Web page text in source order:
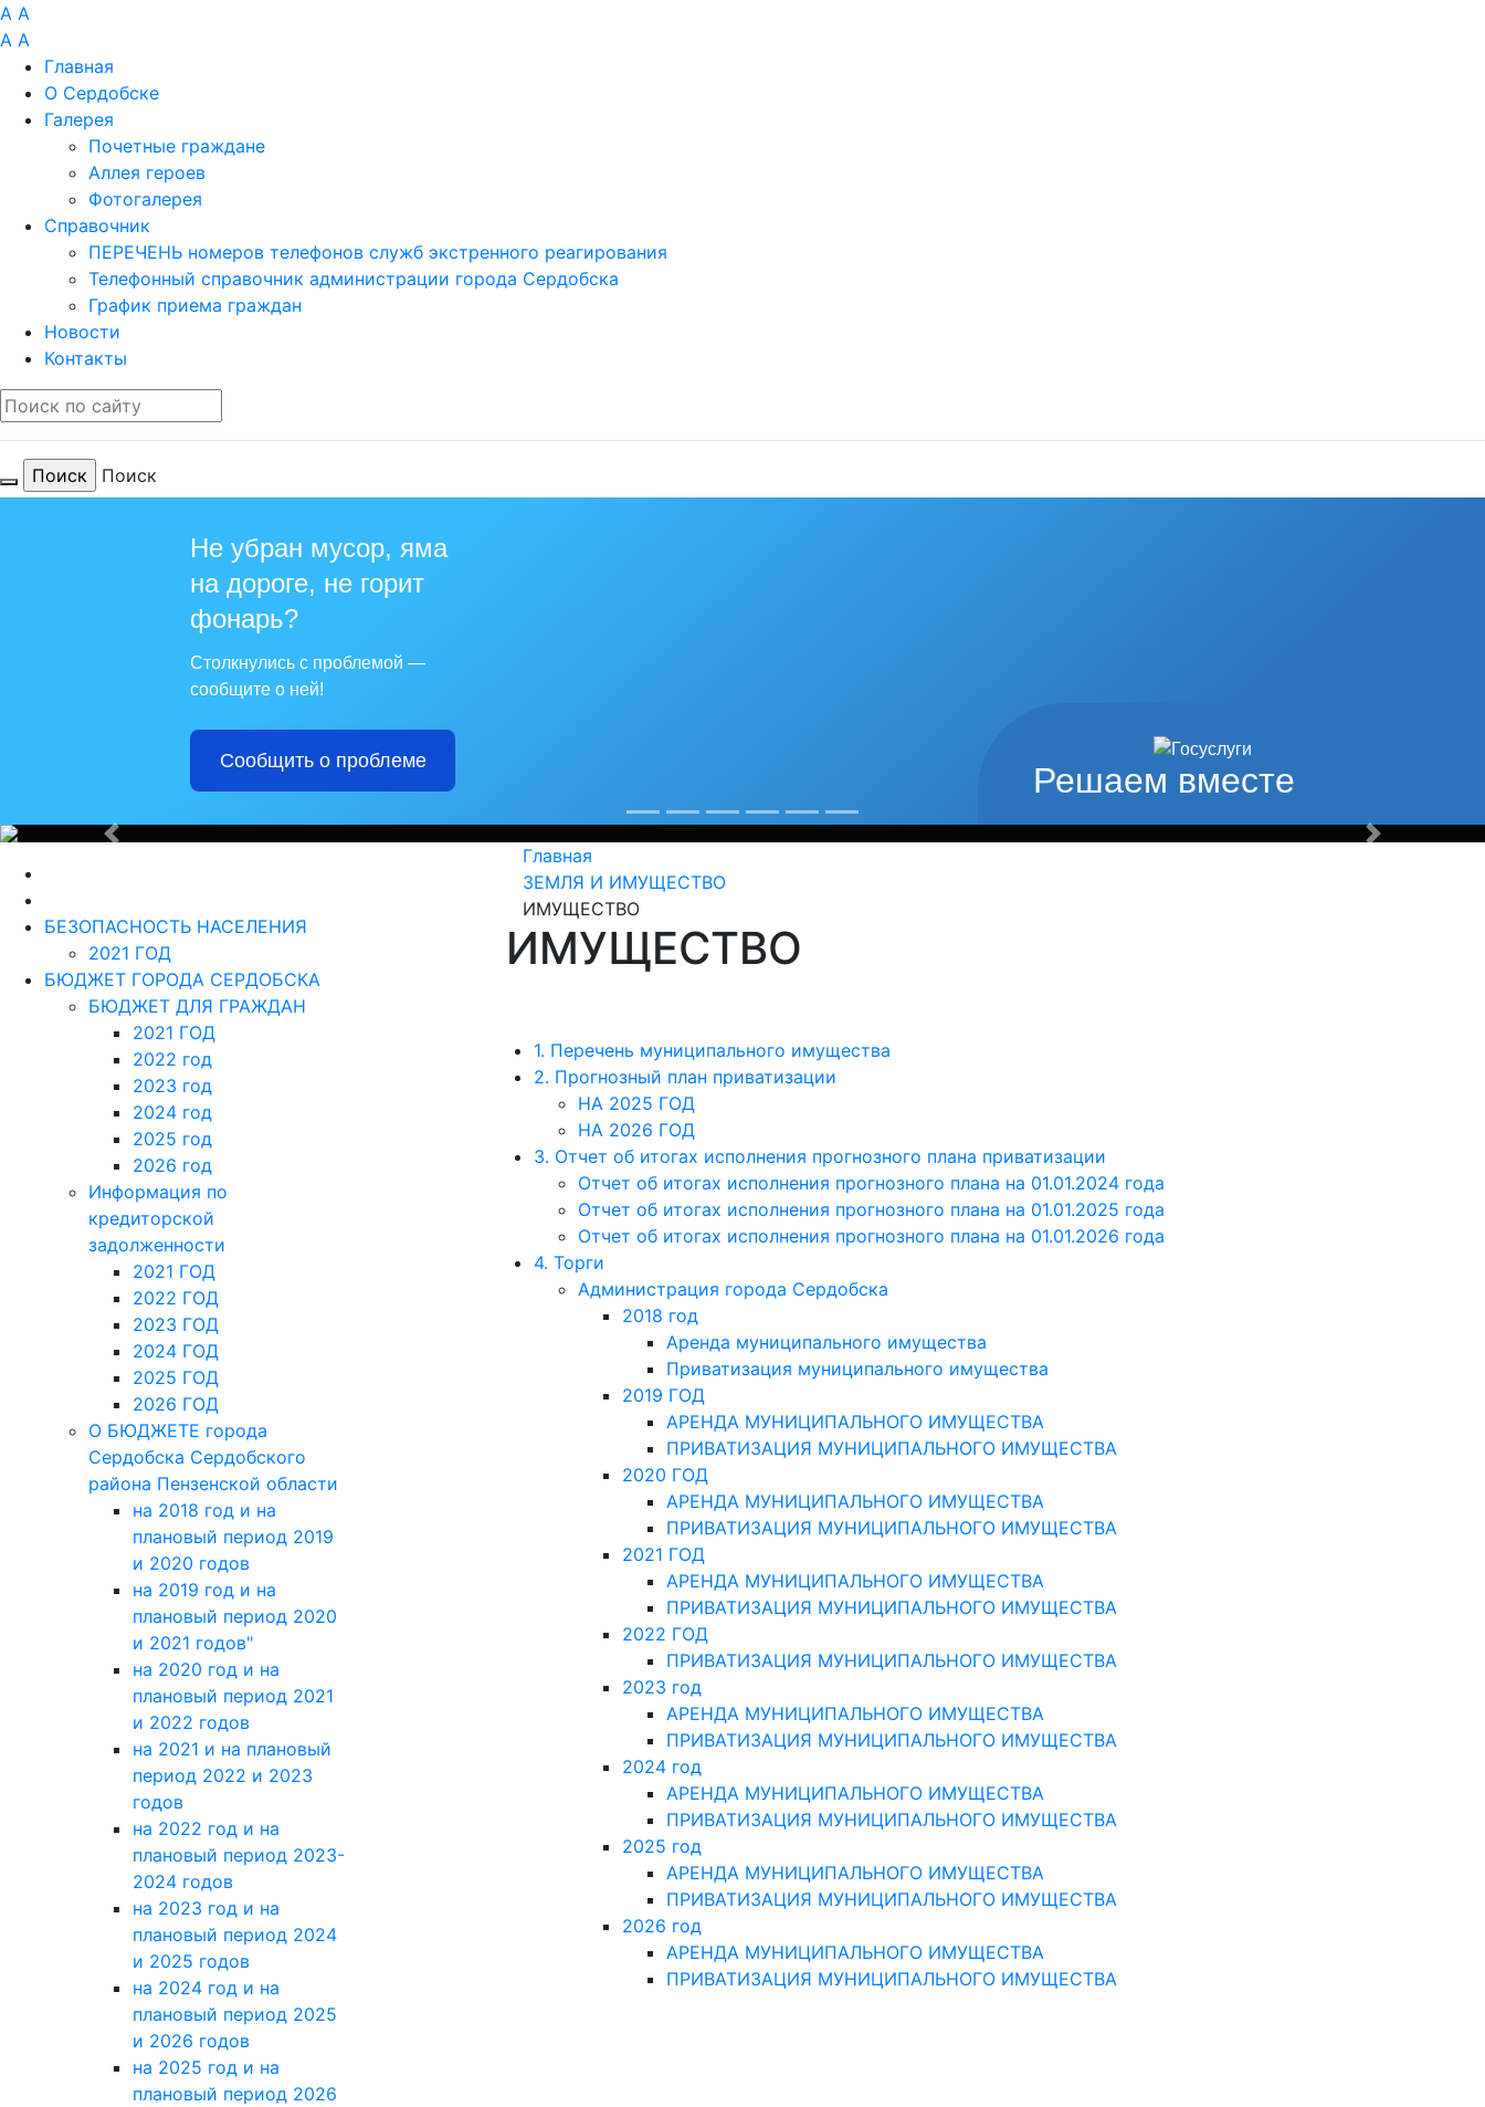
A A
A A
Главная
О Сердобске
Галерея
Почетные граждане
Аллея героев
Фотогалерея
Справочник
ПЕРЕЧЕНЬ номеров телефонов служб экстренного реагирования
Телефонный справочник администрации города Сердобска
График приема граждан
Новости
Контакты
Поиск
Решаем вместе
Не убран мусор, яма
на дороге, не горит
фонарь?
Столкнулись с проблемой —
сообщите о ней!
Сообщить о проблеме
Для тебя любимый город наши
Из года в год крепнет среди сердобчан авторитет физической культуры и спорта
Назад Вперед
БЕЗОПАСНОСТЬ НАСЕЛЕНИЯ
2021 ГОД
БЮДЖЕТ ГОРОДА СЕРДОБСКА
БЮДЖЕТ ДЛЯ ГРАЖДАН
2021 ГОД
2022 год
2023 год
2024 год
2025 год
2026 год
Информация по
кредиторской
задолженности
2021 ГОД
2022 ГОД
2023 ГОД
2024 ГОД
2025 ГОД
2026 ГОД
О БЮДЖЕТЕ города
Сердобска Сердобского
района Пензенской области
на 2018 год и на
плановый период 2019
и 2020 годов
на 2019 год и на
плановый период 2020
и 2021 годов"
на 2020 год и на
плановый период 2021
и 2022 годов
на 2021 и на плановый
период 2022 и 2023
годов
на 2022 год и на
плановый период 2023-
2024 годов
на 2023 год и на
плановый период 2024
и 2025 годов
на 2024 год и на
плановый период 2025
и 2026 годов
на 2025 год и на
плановый период 2026
Главная
ЗЕМЛЯ И ИМУЩЕСТВО
ИМУЩЕСТВО
ИМУЩЕСТВО
1. Перечень муниципального имущества
2. Прогнозный план приватизации
НА 2025 ГОД
НА 2026 ГОД
3. Отчет об итогах исполнения прогнозного плана приватизации
Отчет об итогах исполнения прогнозного плана на 01.01.2024 года
Отчет об итогах исполнения прогнозного плана на 01.01.2025 года
Отчет об итогах исполнения прогнозного плана на 01.01.2026 года
4. Торги
Администрация города Сердобска
2018 год
Аренда муниципального имущества
Приватизация муниципального имущества
2019 ГОД
АРЕНДА МУНИЦИПАЛЬНОГО ИМУЩЕСТВА
ПРИВАТИЗАЦИЯ МУНИЦИПАЛЬНОГО ИМУЩЕСТВА
2020 ГОД
АРЕНДА МУНИЦИПАЛЬНОГО ИМУЩЕСТВА
ПРИВАТИЗАЦИЯ МУНИЦИПАЛЬНОГО ИМУЩЕСТВА
2021 ГОД
АРЕНДА МУНИЦИПАЛЬНОГО ИМУЩЕСТВА
ПРИВАТИЗАЦИЯ МУНИЦИПАЛЬНОГО ИМУЩЕСТВА
2022 ГОД
ПРИВАТИЗАЦИЯ МУНИЦИПАЛЬНОГО ИМУЩЕСТВА
2023 год
АРЕНДА МУНИЦИПАЛЬНОГО ИМУЩЕСТВА
ПРИВАТИЗАЦИЯ МУНИЦИПАЛЬНОГО ИМУЩЕСТВА
2024 год
АРЕНДА МУНИЦИПАЛЬНОГО ИМУЩЕСТВА
ПРИВАТИЗАЦИЯ МУНИЦИПАЛЬНОГО ИМУЩЕСТВА
2025 год
АРЕНДА МУНИЦИПАЛЬНОГО ИМУЩЕСТВА
ПРИВАТИЗАЦИЯ МУНИЦИПАЛЬНОГО ИМУЩЕСТВА
2026 год
АРЕНДА МУНИЦИПАЛЬНОГО ИМУЩЕСТВА
ПРИВАТИЗАЦИЯ МУНИЦИПАЛЬНОГО ИМУЩЕСТВА